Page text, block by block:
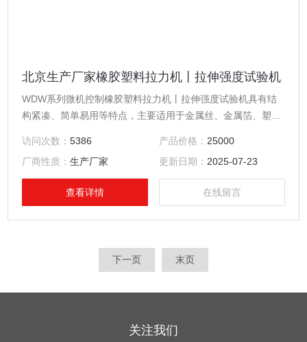
北京生产厂家橡胶塑料拉力机丨拉伸强度试验机
WDW系列微机控制橡胶塑料拉力机丨拉伸强度试验机具有结
构紧凑、简单易用等特点，主要适用于金属丝、金属箔、塑
木材、纸张、接插件等行业的拉伸、剥离、撕裂等试验。
访问次数：5386 产品价格： 25000
厂商性质：生产厂家 更新日期： 2025-07-23
查看详情 在线留言
下一页 末页
关注我们